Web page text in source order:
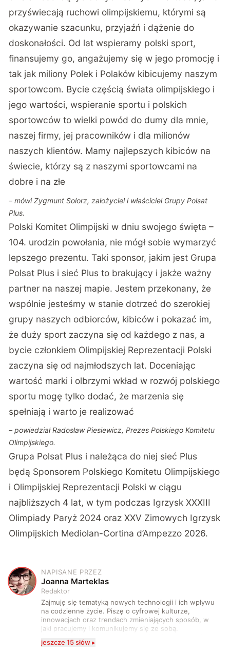
przyświecają ruchowi olimpijskiemu, którymi są
okazywanie szacunku, przyjaźń i dążenie do
doskonałości. Od lat wspieramy polski sport,
finansujemy go, angażujemy się w jego promocję i
tak jak miliony Polek i Polaków kibicujemy naszym
sportowcom. Bycie częścią świata olimpijskiego i
jego wartości, wspieranie sportu i polskich
sportowców to wielki powód do dumy dla mnie,
naszej firmy, jej pracowników i dla milionów
naszych klientów. Mamy najlepszych kibiców na
świecie, którzy są z naszymi sportowcami na
dobre i na złe
– mówi Zygmunt Solorz, założyciel i właściciel Grupy Polsat
Plus.
Polski Komitet Olimpijski w dniu swojego święta –
104. urodzin powołania, nie mógł sobie wymarzyć
lepszego prezentu. Taki sponsor, jakim jest Grupa
Polsat Plus i sieć Plus to brakujący i jakże ważny
partner na naszej mapie. Jestem przekonany, że
wspólnie jesteśmy w stanie dotrzeć do szerokiej
grupy naszych odbiorców, kibiców i pokazać im,
że duży sport zaczyna się od każdego z nas, a
bycie członkiem Olimpijskiej Reprezentacji Polski
zaczyna się od najmłodszych lat. Doceniając
wartość marki i olbrzymi wkład w rozwój polskiego
sportu mogę tylko dodać, że marzenia się
spełniają i warto je realizować
– powiedział Radosław Piesiewicz, Prezes Polskiego Komitetu
Olimpijskiego.
Grupa Polsat Plus i należąca do niej sieć Plus
będą Sponsorem Polskiego Komitetu Olimpijskiego
i Olimpijskiej Reprezentacji Polski w ciągu
najbliższych 4 lat, w tym podczas Igrzysk XXXIII
Olimpiady Paryż 2024 oraz XXV Zimowych Igrzysk
Olimpijskich Mediolan-Cortina d’Ampezzo 2026.
J
NAPISANE PRZEZ
Joanna Marteklas
Redaktor
Zajmuję się tematyką nowych technologii i ich wpływu
na codzienne życie. Piszę o cyfrowej kulturze,
innowacjach oraz trendach zmieniających sposób, w
jaki pracujemy i komunikujemy się ze sobą.
technologii a współczesną popkulturą. W wolnych
jeszcze 15 słów ▸